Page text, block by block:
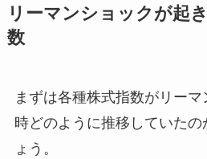
リーマンショックが起
数
まずは各種株式指数がリー
時どのように推移していたの
ょう。